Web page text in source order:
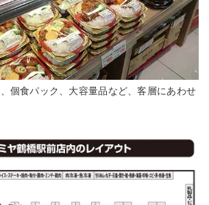
個食パック、大容量品など、客層にあわせ